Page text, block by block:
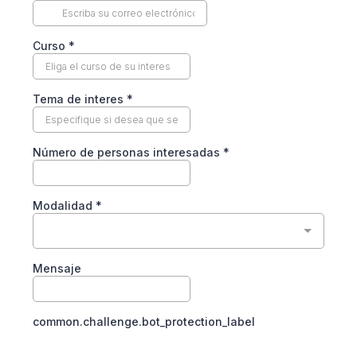
Curso *
Tema de interes *
Número de personas interesadas *
Modalidad *
Mensaje
common.challenge.bot_protection_label